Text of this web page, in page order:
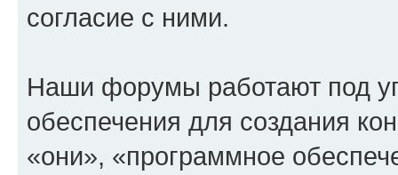
согласие с ними.
Наши форумы работают под
обеспечения для создания
«они», «программное